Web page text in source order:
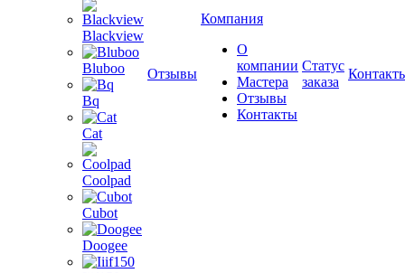
Blackview
Bluboo
Bq
Cat
Coolpad
Cubot
Doogee
Отзывы
Компания
О
компании
Мастера
Отзывы
Контакты
Статус
заказа